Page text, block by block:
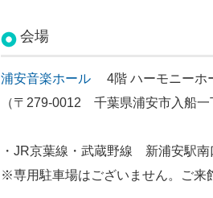
会場
浦安音楽ホール 4階 ハーモニーホ
（〒279-0012 千葉県浦安市入船一
・JR京葉線・武蔵野線 新浦安駅南
※専用駐車場はございません。ご来